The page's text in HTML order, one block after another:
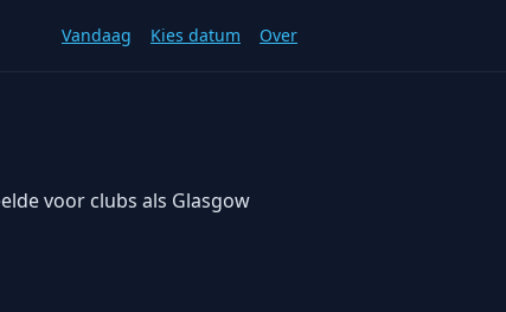
Vandaag Kies datum Over
voor clubs als Glasgow